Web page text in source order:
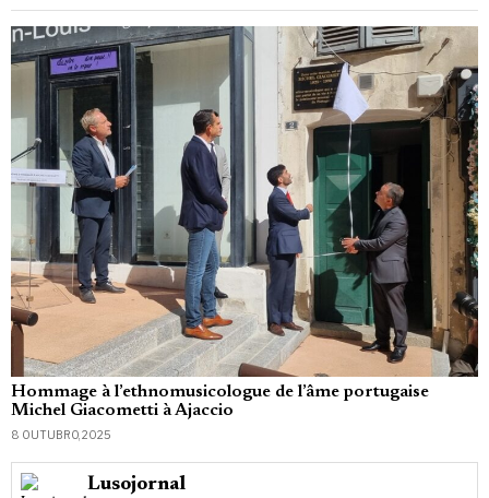
Hommage à l’ethnomusicologue de l’âme portugaise
Michel Giacometti à Ajaccio
8 OUTUBRO, 2025
Lusojornal